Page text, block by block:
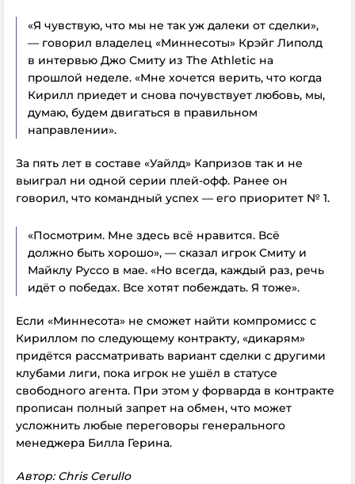
«Я чувствую, что мы не так уж далеки от сделки»,
— говорил владелец «Миннесоты» Крэйг Липолд
в интервью Джо Смиту из The Athletic на
прошлой неделе. «Мне хочется верить, что когда
Кирилл приедет и снова почувствует любовь, мы,
думаю, будем двигаться в правильном
направлении».
За пять лет в составе «Уайлд» Капризов так и не
выиграл ни одной серии плей-офф. Ранее он
говорил, что командный успех — его приоритет № 1.
«Посмотрим. Мне здесь всё нравится. Всё
должно быть хорошо», — сказал игрок Смиту и
Майклу Руссо в мае. «Но всегда, каждый раз, речь
идёт о победах. Все хотят побеждать. Я тоже».
Если «Миннесота» не сможет найти компромисс с
Кириллом по следующему контракту, «дикарям»
придётся рассматривать вариант сделки с другими
клубами лиги, пока игрок не ушёл в статусе
свободного агента. При этом у форварда в контракте
прописан полный запрет на обмен, что может
усложнить любые переговоры генерального
менеджера Билла Геринa.
Автор:Chris Cerullo